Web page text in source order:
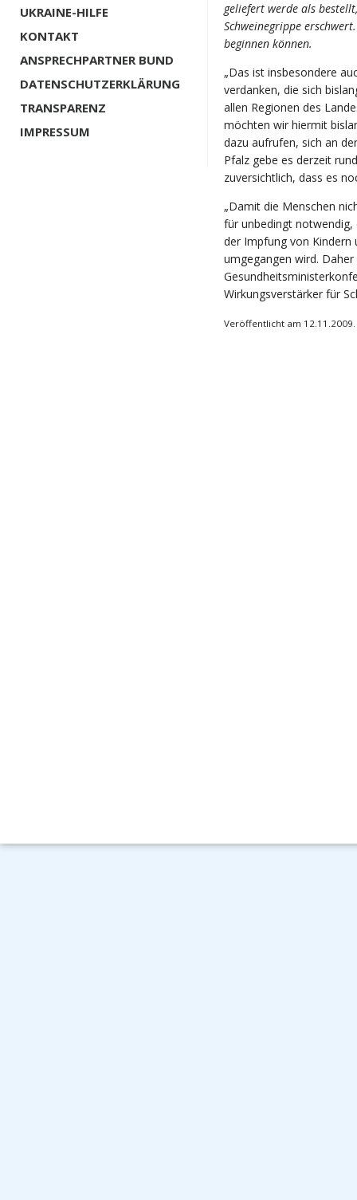
UKRAINE-HILFE
KONTAKT
ANSPRECHPARTNER BUND
DATENSCHUTZERKLÄRUNG
TRANSPARENZ
IMPRESSUM
geliefert werde als
Schweinegrippe
beginnen können.
„Das ist insbesondere
verdanken, die sich
allen Regionen des
möchten wir hiermit
dazu aufrufen, sich an
Pfalz gebe es derzeit
zuversichtlich, dass es
„Damit die Menschen
für unbedingt notwendig,
der Impfung von Kindern
umgegangen wird.
Wirkungsverstärker für
Veröffentlicht am 12.11.2009.